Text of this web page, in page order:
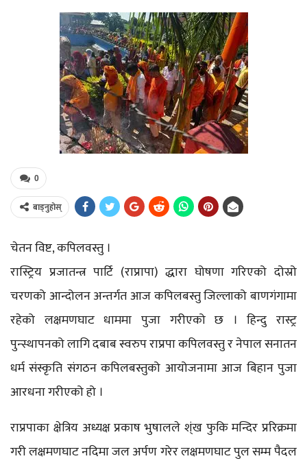
0
बाड्नुहोस्
चेतन विष्ट, कपिलवस्तु ।
रास्ट्रिय प्रजातन्त्र पार्टि (राप्रापा) द्धारा घोषणा गरिएको दोस्रो
चरणको आन्दोलन अन्तर्गत आज कपिलबस्तु जिल्लाको बाणगंगामा
रहेको लक्षमणघाट धाममा पुजा गरीएको छ । हिन्दु रास्ट्र
पुन्स्थापनको लागि दबाब स्वरुप राप्रपा कपिलवस्तु र नेपाल सनातन
धर्म संस्कृति संगठन कपिलबस्तुको आयोजनामा आज बिहान पुजा
आरधना गरीएको हो ।
राप्रपाका क्षेत्रिय अध्यक्ष प्रकाष भुषालले श्ंख फुकि मन्दिर प्ररिक्रमा
गरी लक्षमणघाट नदिमा जल अर्पण गरेर लक्षमणघाट पुल सम्म पैदल